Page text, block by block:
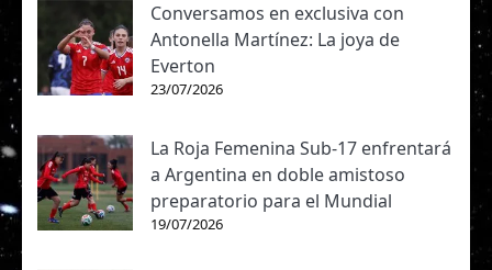
Conversamos en exclusiva con
Antonella Martínez: La joya de
Everton
23/07/2026
La Roja Femenina Sub-17 enfrentará
a Argentina en doble amistoso
preparatorio para el Mundial
19/07/2026